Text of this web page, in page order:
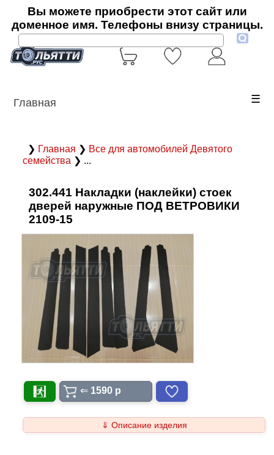
Вы можете приобрести этот сайт или
доменное имя. Телефоны внизу страницы.
Главная ☰
❯ Главная ❯ Все для автомобилей Девятого
семейства ❯ ...
302.441 Накладки (наклейки) стоек
дверей наружные ПОД ВЕТРОВИКИ
2109-15
⇐ 1590 p
⇓ Описание изделия